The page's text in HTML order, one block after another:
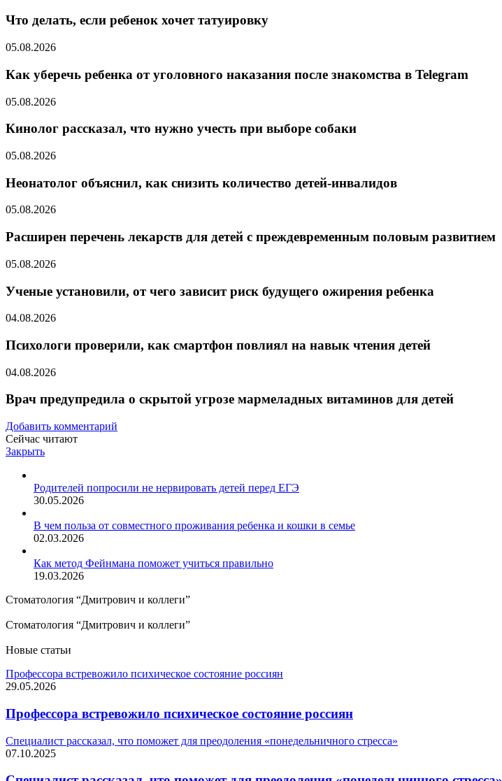
Что делать, если ребенок хочет татуировку
05.08.2026
Как уберечь ребенка от уголовного наказания после знакомства в Telegram
05.08.2026
Кинолог рассказал, что нужно учесть при выборе собаки
05.08.2026
Неонатолог объяснил, как снизить количество детей-инвалидов
05.08.2026
Расширен перечень лекарств для детей с преждевременным половым развитием
05.08.2026
Ученые установили, от чего зависит риск будущего ожирения ребенка
04.08.2026
Психологи проверили, как смартфон повлиял на навык чтения детей
04.08.2026
Врач предупредила о скрытой угрозе мармеладных витаминов для детей
Добавить комментарий
Сейчас читают
Закрыть
Родителей попросили не нервировать детей перед ЕГЭ
30.05.2026
В чем польза от совместного проживания ребенка и кошки в семье
02.03.2026
Как метод Фейнмана поможет учиться правильно
19.03.2026
Стоматология “Дмитрович и коллеги”
Стоматология “Дмитрович и коллеги”
Новые статьи
Профессора встревожило психическое состояние россиян
29.05.2026
Профессора встревожило психическое состояние россиян
Специалист рассказал, что поможет для преодоления «понедельничного стресса»
07.10.2025